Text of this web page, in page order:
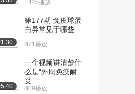
础生物学概述
06:08
命科学绪论
08:04
1445播放
第177期 免疫球蛋
白异常见于哪些...
871播放
一个视频讲清楚什
么是“外周免疫耐
受...
809播放